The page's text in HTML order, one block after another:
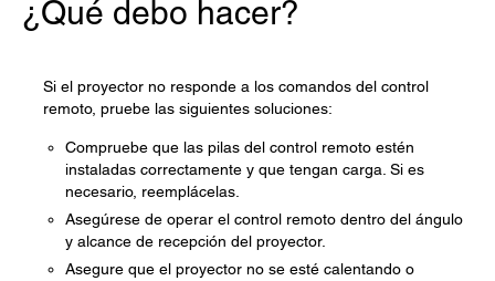
¿Qué debo hacer?
Si el proyector no responde a los comandos del control
remoto, pruebe las siguientes soluciones:
Compruebe que las pilas del control remoto estén
instaladas correctamente y que tengan carga. Si es
necesario, reemplácelas.
Asegúrese de operar el control remoto dentro del ángulo
y alcance de recepción del proyector.
Asegure que el proyector no se esté calentando o